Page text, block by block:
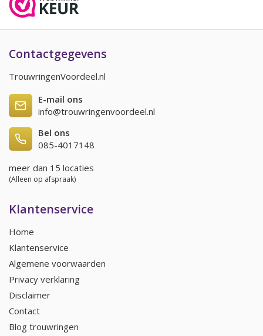
Contactgegevens
TrouwringenVoordeel.nl
E-mail ons
info@trouwringenvoordeel.nl
Bel ons
085-4017148
meer dan 15 locaties
(Alleen op afspraak)
Klantenservice
Home
Klantenservice
Algemene voorwaarden
Privacy verklaring
Disclaimer
Contact
Blog trouwringen